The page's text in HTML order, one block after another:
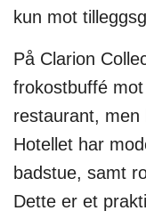
kun mot
På Clarion
frokostbuffé
restaurant, men
Hotellet har
badstue, samt
Dette er et